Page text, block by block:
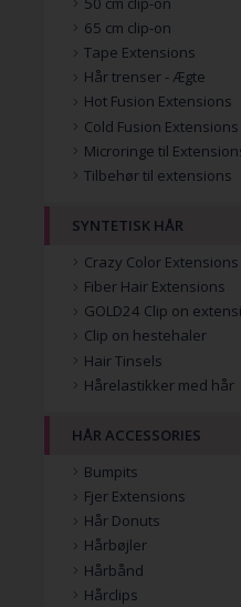
65 cm clip-on
Tape Extensions
Hår trenser - Ægte
Hot Fusion Extensions
Cold Fusion Extensions
Microringe til
Tilbehør til extensions
SYNTETISK HÅR
Crazy Color Extensions
Fiber Hair Extensions
GOLD24 Clip on
Clip on hestehaler
Hair Tinsels
Hårelastikker med hår
HÅR ACCESSORIES
Bumpits
Fjer Extensions
Hår Donuts
Hårbøjler
Hårbånd
Hårclips